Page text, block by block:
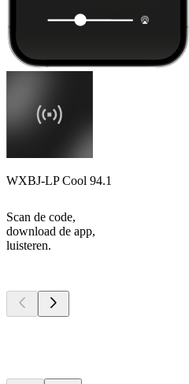
WXBJ-LP Cool 94.1
Scan de code,
download de app,
luisteren.